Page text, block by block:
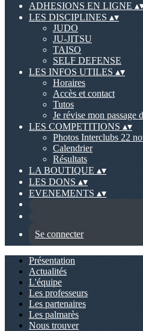
ADHESIONS EN LIGNE ▴
LES DISCIPLINES ▴▾
JUDO
JU-JITSU
TAISO
SELF DEFENSE
LES INFOS UTILES ▴▾
Horaires
Accès et contact
Tutos
Je révise mon passage
LES COMPETITIONS ▴▾
Photos Interclubs 22
Calendrier
Résultats
LA BOUTIQUE ▴▾
LES DONS ▴▾
EVENEMENTS ▴▾
Se connecter
Présentation
Actualités
L'équipe
Les professeurs
Les partenaires
Les palmarès
Nous trouver